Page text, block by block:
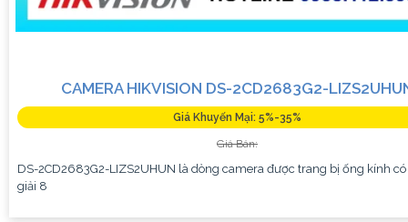
CAMERA HIKVISION DS-2CD2683G2-
Giá Khuyến Mại: 5%-35%
Giá Bán:
DS-2CD2683G2-LIZS2UHUN là dòng camera được trang bị ống kính
giải 8